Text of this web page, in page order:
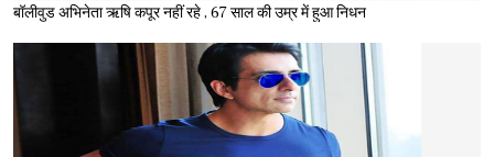
बॉलीवुड अभिनेता ऋषि कपूर नहीं रहे , 67 साल की उम्र में हुआ निधन